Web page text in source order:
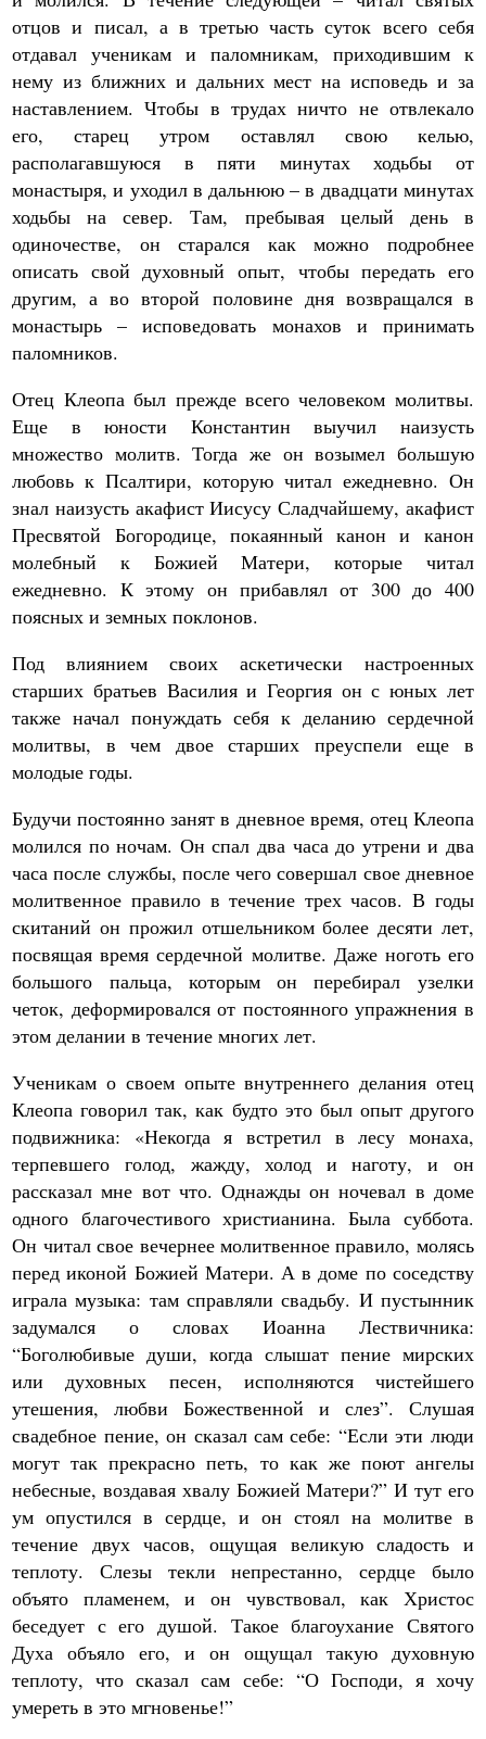
отцов и писал, а в третью часть суток всего себя
отдавал ученикам и паломникам, приходившим к
нему из ближних и дальних мест на исповедь и за
наставлением. Чтобы в трудах ничто не отвлекало
его, старец утром оставлял свою келью,
располагавшуюся в пяти минутах ходьбы от
монастыря, и уходил в дальнюю – в двадцати минутах
ходьбы на север. Там, пребывая целый день в
одиночестве, он старался как можно подробнее
описать свой духовный опыт, чтобы передать его
другим, а во второй половине дня возвращался в
монастырь – исповедовать монахов и принимать
паломников.
Отец Клеопа был прежде всего человеком молитвы.
Еще в юности Константин выучил наизусть
множество молитв. Тогда же он возымел большую
любовь к Псалтири, которую читал ежедневно. Он
знал наизусть акафист Иисусу Сладчайшему, акафист
Пресвятой Богородице, покаянный канон и канон
молебный к Божией Матери, которые читал
ежедневно. К этому он прибавлял от 300 до 400
поясных и земных поклонов.
Под влиянием своих аскетически настроенных
старших братьев Василия и Георгия он с юных лет
также начал понуждать себя к деланию сердечной
молитвы, в чем двое старших преуспели еще в
молодые годы.
Будучи постоянно занят в дневное время, отец Клеопа
молился по ночам. Он спал два часа до утрени и два
часа после службы, после чего совершал свое дневное
молитвенное правило в течение трех часов. В годы
скитаний он прожил отшельником более десяти лет,
посвящая время сердечной молитве. Даже ноготь его
большого пальца, которым он перебирал узелки
четок, деформировался от постоянного упражнения в
этом делании в течение многих лет.
Ученикам о своем опыте внутреннего делания отец
Клеопа говорил так, как будто это был опыт другого
подвижника: «Некогда я встретил в лесу монаха,
терпевшего голод, жажду, холод и наготу, и он
рассказал мне вот что. Однажды он ночевал в доме
одного благочестивого христианина. Была суббота.
Он читал свое вечернее молитвенное правило, молясь
перед иконой Божией Матери. А в доме по соседству
играла музыка: там справляли свадьбу. И пустынник
задумался о словах Иоанна Лествичника:
“Боголюбивые души, когда слышат пение мирских
или духовных песен, исполняются чистейшего
утешения, любви Божественной и слез”. Слушая
свадебное пение, он сказал сам себе: “Если эти люди
могут так прекрасно петь, то как же поют ангелы
небесные, воздавая хвалу Божией Матери?” И тут его
ум опустился в сердце, и он стоял на молитве в
течение двух часов, ощущая великую сладость и
теплоту. Слезы текли непрестанно, сердце было
объято пламенем, и он чувствовал, как Христос
беседует с его душой. Такое благоухание Святого
Духа объяло его, и он ощущал такую духовную
теплоту, что сказал сам себе: “О Господи, я хочу
умереть в это мгновенье!”